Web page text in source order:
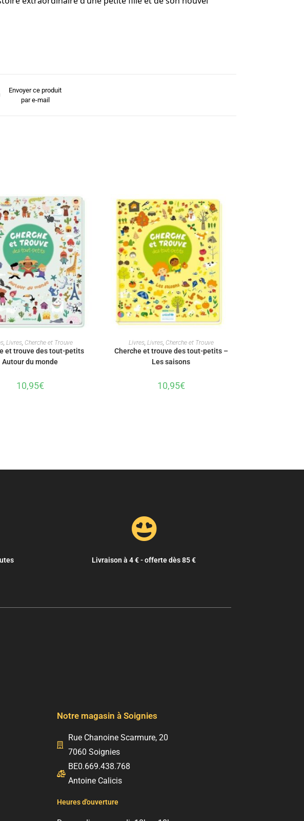
Envoyer ce produit
par e-mail
AU PANIER
, Livres, Cherche et Trouve
et trouve des tout-petits
Autour du monde
10,95€
AJOUTER AU PANIER
Livres, Livres, Cherche et Trouve
Cherche et trouve des tout-petits –
Les saisons
10,95€
Livraison à 4 € - offerte dès 85 €
Notre magasin à Soignies
Rue Chanoine Scarmure, 20
7060 Soignies
BE0.669.438.768
Antoine Calicis
Heures d'ouverture